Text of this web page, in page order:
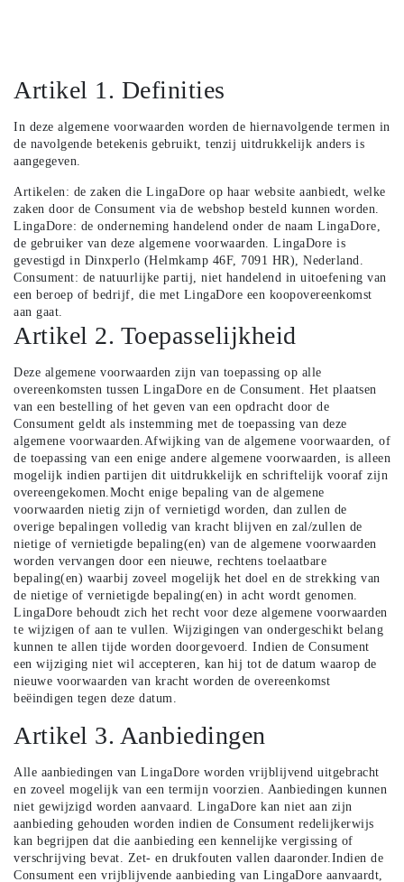
Artikel 1. Definities
In deze algemene voorwaarden worden de hiernavolgende termen in
de navolgende betekenis gebruikt, tenzij uitdrukkelijk anders is
aangegeven.
Artikelen: de zaken die LingaDore op haar website aanbiedt, welke
zaken door de Consument via de webshop besteld kunnen worden.
LingaDore: de onderneming handelend onder de naam LingaDore,
de gebruiker van deze algemene voorwaarden. LingaDore is
gevestigd in Dinxperlo (Helmkamp 46F, 7091 HR), Nederland.
Consument: de natuurlijke partij, niet handelend in uitoefening van
een beroep of bedrijf, die met LingaDore een koopovereenkomst
aan gaat.
Artikel 2. Toepasselijkheid
Deze algemene voorwaarden zijn van toepassing op alle
overeenkomsten tussen LingaDore en de Consument. Het plaatsen
van een bestelling of het geven van een opdracht door de
Consument geldt als instemming met de toepassing van deze
algemene voorwaarden.Afwijking van de algemene voorwaarden, of
de toepassing van een enige andere algemene voorwaarden, is alleen
mogelijk indien partijen dit uitdrukkelijk en schriftelijk vooraf zijn
overeengekomen.Mocht enige bepaling van de algemene
voorwaarden nietig zijn of vernietigd worden, dan zullen de
overige bepalingen volledig van kracht blijven en zal/zullen de
nietige of vernietigde bepaling(en) van de algemene voorwaarden
worden vervangen door een nieuwe, rechtens toelaatbare
bepaling(en) waarbij zoveel mogelijk het doel en de strekking van
de nietige of vernietigde bepaling(en) in acht wordt genomen.
LingaDore behoudt zich het recht voor deze algemene voorwaarden
te wijzigen of aan te vullen. Wijzigingen van ondergeschikt belang
kunnen te allen tijde worden doorgevoerd. Indien de Consument
een wijziging niet wil accepteren, kan hij tot de datum waarop de
nieuwe voorwaarden van kracht worden de overeenkomst
beëindigen tegen deze datum.
Artikel 3. Aanbiedingen
Alle aanbiedingen van LingaDore worden vrijblijvend uitgebracht
en zoveel mogelijk van een termijn voorzien. Aanbiedingen kunnen
niet gewijzigd worden aanvaard. LingaDore kan niet aan zijn
aanbieding gehouden worden indien de Consument redelijkerwijs
kan begrijpen dat die aanbieding een kennelijke vergissing of
verschrijving bevat. Zet- en drukfouten vallen daaronder.Indien de
Consument een vrijblijvende aanbieding van LingaDore aanvaardt,